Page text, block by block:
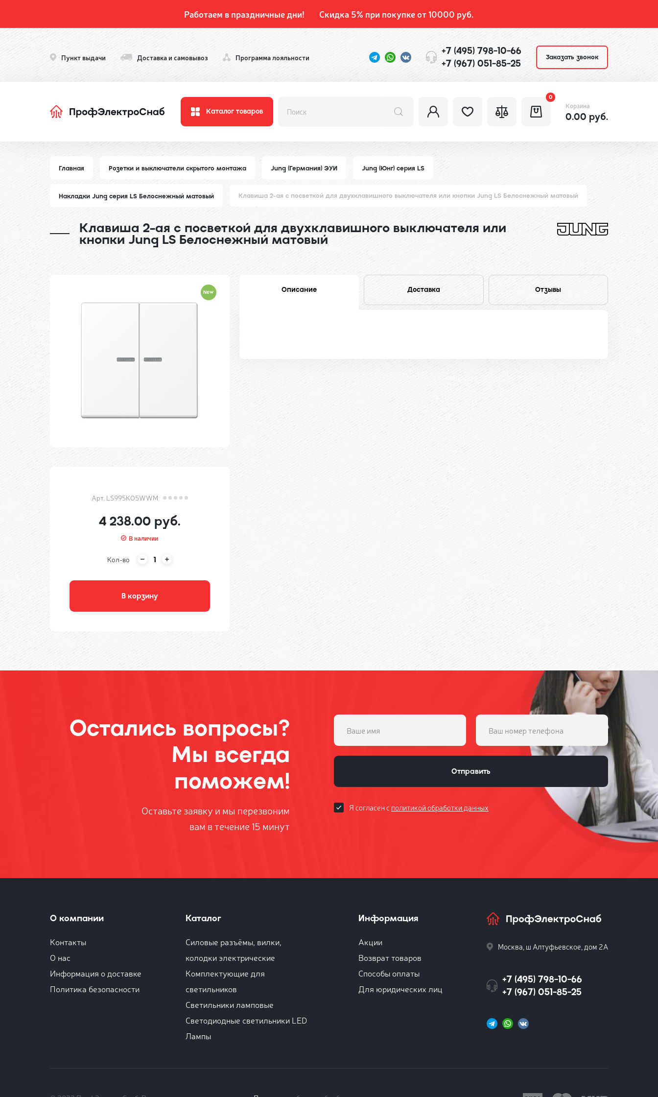
Работаем в праздничные дни! Скидка 5% при покупке от 10000 руб.
Пункт выдачи Доставка и самовывоз Программа лояльности
+7 (495) 798-10-66
+7 (967) 051-85-25
Заказать звонок
Каталог товаров
0
Корзина
0.00 руб.
Главная Розетки и выключатели скрытого монтажа Jung (Германия) ЭУИ Jung (Юнг) серия LS
Накладки Jung серия LS Белоснежный матовый Клавиша 2-ая с посветкой для двухклавишного выключателя или кнопки Jung LS Белоснежный матовый
Клавиша 2-ая с посветкой для двухклавишного выключателя или
кнопки Jung LS Белоснежный матовый
New
Арт. LS995KO5WWM
4 238.00 руб.
В наличии
Кол-во
В корзину
Описание Доставка Отзывы
Остались вопросы?
Мы всегда
поможем!
Оставьте заявку и мы перезвоним
вам в течение 15 минут
Отправить
Я согласен с политикой обработки данных
О компании
Контакты
О нас
Информация о доставке
Политика безопасности
Каталог
Силовые разъёмы, вилки,
колодки электрические
Комплектующие для
светильников
Светильники ламповые
Светодиодные светильники LED
Лампы
Информация
Акции
Возврат товаров
Способы оплаты
Для юридических лиц
Москва, ш Алтуфьевское, дом 2А
+7 (495) 798-10-66
+7 (967) 051-85-25